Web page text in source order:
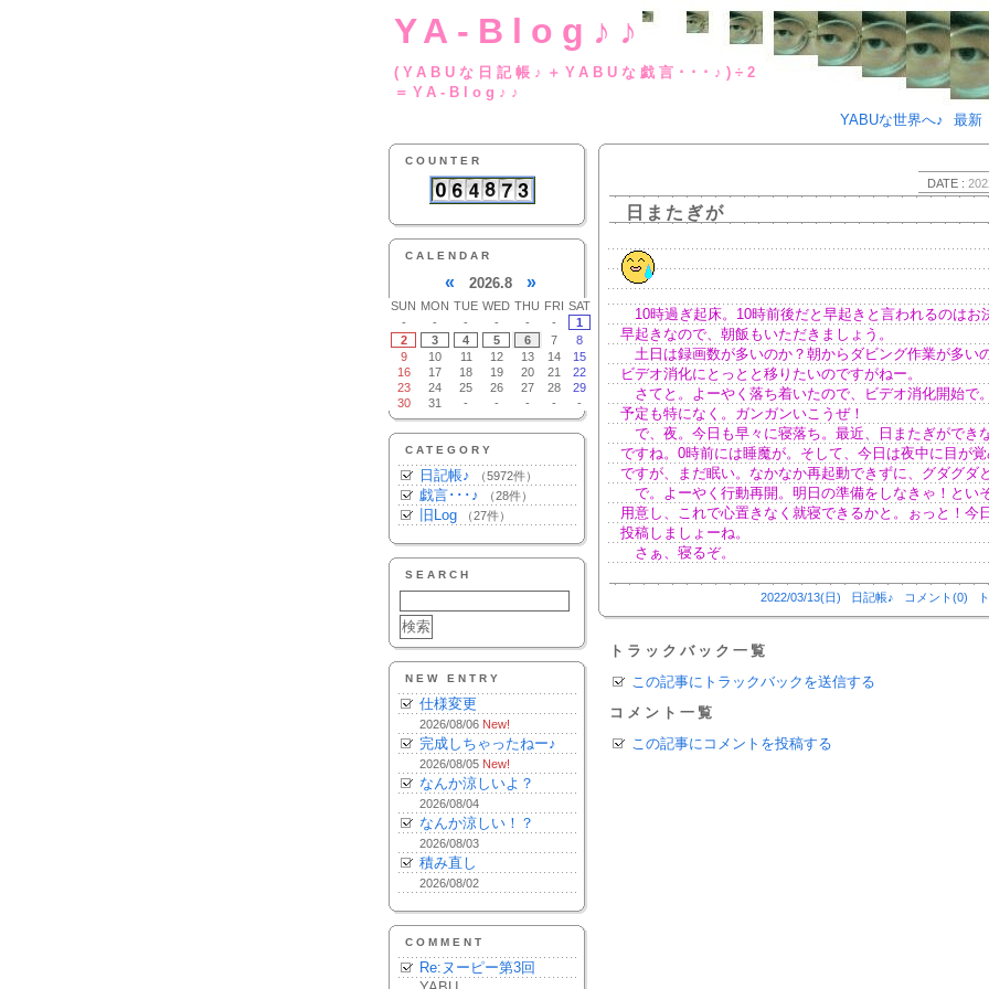
YA-Blog♪♪
(YABUな日記帳♪＋YABUな戯言･･
＝YA-Blog♪♪
YABUな世界へ♪
最新
COUNTER
CALENDAR
« 2026.8 »
SUN MON TUE WED THU FRI SAT
-
- - - - -
1
2
3 4 5 6 7
8
9
10 11 12 13 14
15
16
17 18 19 20 21
22
23
24 25 26 27 28
29
30
31 - - - - -
CATEGORY
日記帳♪ （5972件）
戯言･･･♪ （28件）
旧Log （27件）
SEARCH
NEW ENTRY
仕様変更
2026/08/06 New!
完成しちゃったねー♪
2026/08/05 New!
なんか涼しいよ？
2026/08/04
なんか涼しい！？
2026/08/03
積み直し
2026/08/02
COMMENT
Re:ヌーピー第3回
DATE :
日またぎが
10時過ぎ起床。10時前後だと早起きと言われるのはお
早起きなので、朝飯もいただきましょう。
土日は録画数が多いのか？朝からダビング作業が多いの
ビデオ消化にとっとと移りたいのですがねー。
さてと。よーやく落ち着いたので、ビデオ消化開始で
予定も特になく。ガンガンいこうぜ！
で、夜。今日も早々に寝落ち。最近、日またぎができ
ですね。0時前には睡魔が。そして、今日は夜中に目が
ですが、まだ眠い。なかなか再起動できずに、グダグダと
で。よーやく行動再開。明日の準備をしなきゃ！とい
用意し、これで心置きなく就寝できるかと。ぉっと！今
投稿しましょーね。
さぁ、寝るぞ。
2022/03/13(日) 日記帳♪ コメント(0)
トラックバック一覧
この記事にトラックバックを送信する
コメント一覧
この記事にコメントを投稿する